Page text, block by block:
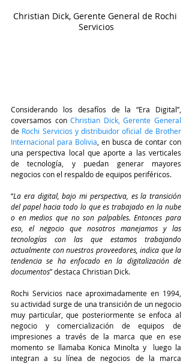
Christian Dick, Gerente General de Rochi
Servicios
Considerando los desafíos de la “Era Digital”,
coversamos con
de Rochi Servicios y distribuidor oficial de Brother
Internacional para Bolivia , en busca de contar con
una perspectiva local que aporte a las verticales
de tecnología, y puedan generar mayores
negocios con el respaldo de equipos periféricos.
“La era digital, bajo mi perspectiva, es la transición
del papel hacia todo lo que es trabajado en la nube
o en medios que no son palpables. Entonces para
eso, el negocio que nosotros manejamos y las
tecnologías con las que estamos trabajando
actualmente con nuestros proveedores, indica que la
tendencia se ha enfocado en la digitalización de
documentos” destaca Christian Dick.
Rochi Servicios nace aproximadamente en 1994,
su actividad surge de una transición de un negocio
muy particular, que posteriormente se enfoca al
negocio y comercialización de equipos de
impresiones a través de la marca que en ese
momento se llamaba Konica Minolta y  luego la
integran a su línea de negocios de la marca